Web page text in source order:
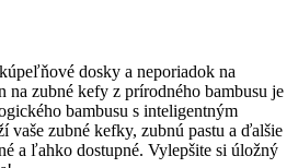
dosky a neporiadok na
na zubné kefy z prírodného bambusu je
bambusu s inteligentným
vaše zubné kefky, zubnú pastu a ďalšie
a ľahko dostupné. Vylepšite si úložný